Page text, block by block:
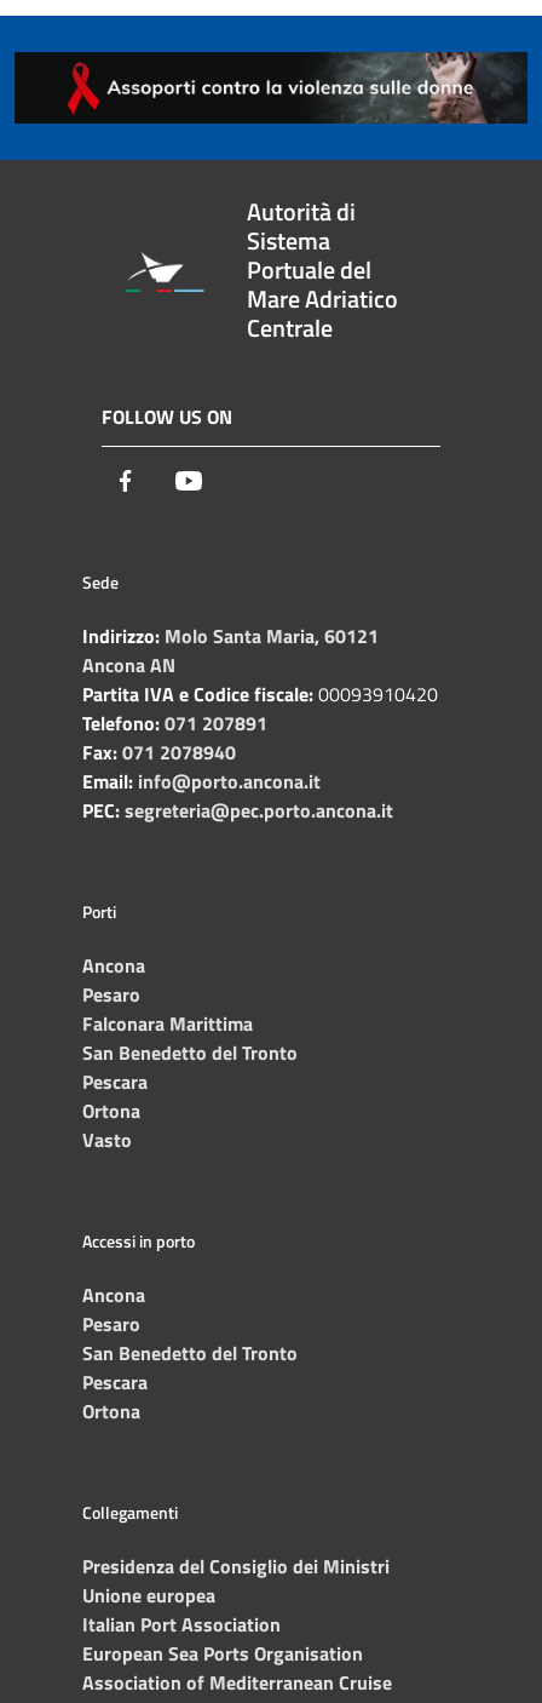
Autorità di
Sistema
Portuale del
Mare Adriatico
Centrale
FOLLOW US ON
Facebook
Sede
Indirizzo: Molo Santa Maria, 60121
Ancona AN
Partita IVA e Codice fiscale:00093910420
Telefono:071 207891
Fax:071 2078940
Email: info@porto.ancona.it
PEC:segreteria@pec.porto.ancona.it
Porti
Ancona
Pesaro
Falconara Marittima
San Benedetto del Tronto
Pescara
Ortona
Vasto
Accessi in porto
Ancona
Pesaro
San Benedetto del Tronto
Pescara
Ortona
Collegamenti
Presidenza del Consiglio dei Ministri
Unione europea
Italian Port Association
European Sea Ports Organisation
Association of Mediterranean Cruise